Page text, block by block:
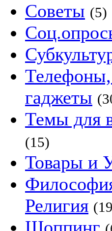
Советы (5)
гаджеты
Темы для
(15)
Товары и
Религия